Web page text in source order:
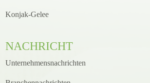
Konjak-Gelee
NACHRICHT
Unternehmensnachrichten